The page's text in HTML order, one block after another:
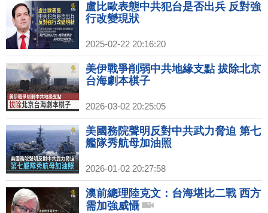
盧比歐表態中共犯台是否出兵 反對強
行改變現狀
2025-02-22 20:16:20
美伊戰爭削弱中共地緣支點 拔除北京
台海劇本棋子
2026-03-02 20:25:05
美國務院聲明反對中共武力脅迫 第七
艦隊秀航母加油照
2026-01-02 20:27:58
澳前總理陸克文：台海堪比二戰 西方
需加強威懾